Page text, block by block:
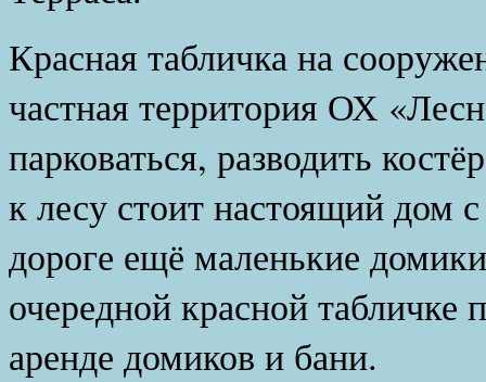
Красная табличка на
частная территория ОХ
парковаться, разводить
к лесу стоит настоящий дом
дороге ещё маленькие
очередной красной табличке
аренде домиков и бани.